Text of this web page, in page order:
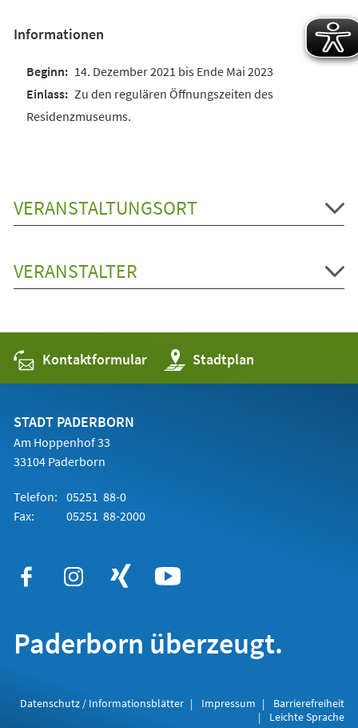
Informationen
14. Dezember 2021 bis Ende Mai 2023
Zu den regulären Öffnungszeiten des
Residenzmuseums.
VERANSTALTUNGSORT
VERANSTALTER
Kontaktformular Stadtplan
(Öffnet
in
einem
STADT PADERBORN
Am Hoppenhof 33
33104 Paderborn
Telefon: 05251 88-0
Fax:
05251 88-2000
Paderborn überzeugt.
Datenschutz / Informationsblätter Impressum
Barrierefreiheit
Leichte Sprache